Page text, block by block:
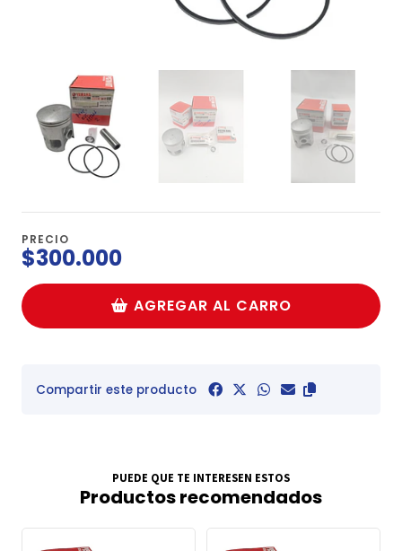
PRECIO
$300.000
AGREGAR AL CARRO
Compartir este producto
PUEDE QUE TE INTERESEN ESTOS
Productos recomendados